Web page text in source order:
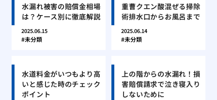
水漏れ被害の賠償金相場
は？ケース別に徹底解説
2025.06.15
未分類
重曹クエン酸混ぜる掃除
術排水口からお風呂まで
2025.06.14
未分類
水道料金がいつもより高
いと感じた時のチェック
ポイント
上の階からの水漏れ！損
害賠償請求で泣き寝入り
しないために